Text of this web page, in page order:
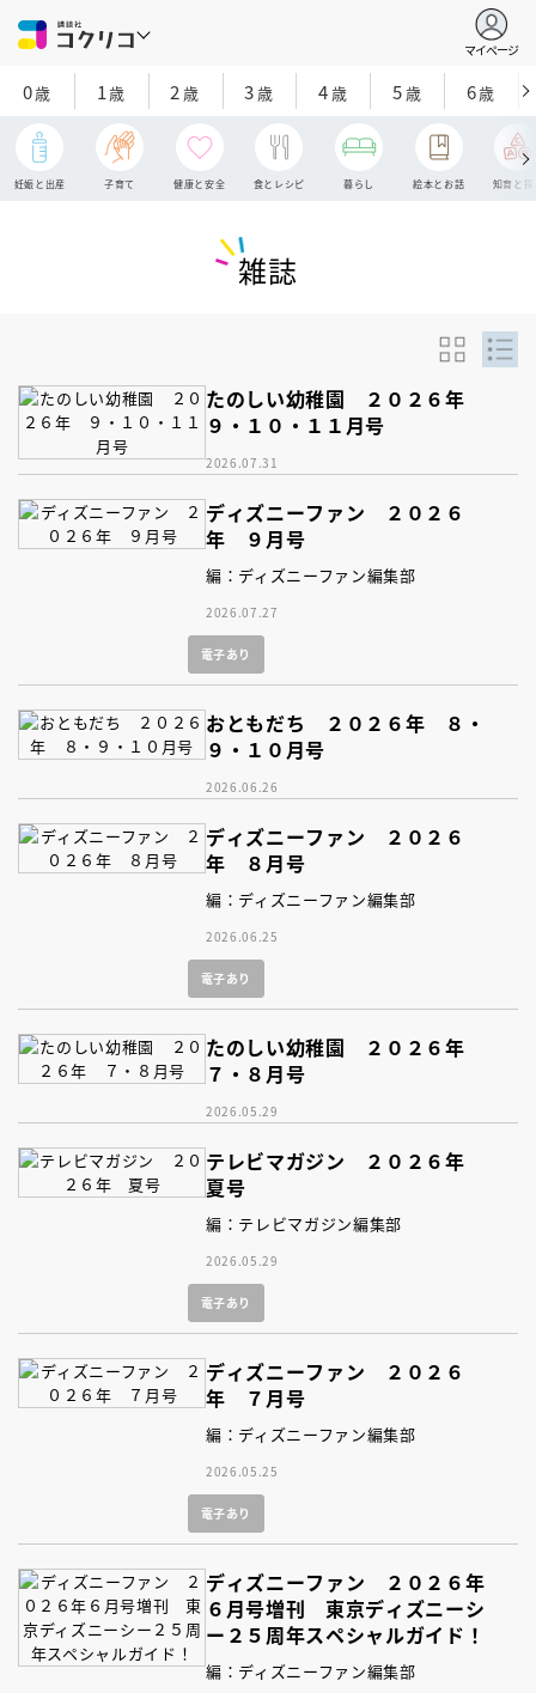
マイページ
0歳 1歳 2 歳 3歳 4歳 5歳 6歳
妊娠と出産 子育て 健康と安全 食とレシピ 暮らし 絵本とお話 知育と探
雑誌
たのしい幼稚園 ２０２６年
９・１０・１１月号
2026.07.31
ディズニーファン ２０２６
年 ９月号
編：ディズニーファン編集部
2026.07.27
電子あり
おともだち ２０２６年 ８・
９・１０月号
2026.06.26
ディズニーファン ２０２６
年 ８月号
編：ディズニーファン編集部
2026.06.25
電子あり
たのしい幼稚園 ２０２６年
７・８月号
2026.05.29
テレビマガジン ２０２６年
夏号
編：テレビマガジン編集部
2026.05.29
電子あり
ディズニーファン ２０２６
年 ７月号
編：ディズニーファン編集部
2026.05.25
電子あり
ディズニーファン ２０２６年
６月号増刊 東京ディズニーシ
ー２５周年スペシャルガイド！
編：ディズニーファン編集部